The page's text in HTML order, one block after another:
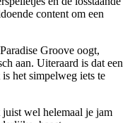
content om een
Groove oogt,
aan. Uiteraard is dat een
het simpelweg iets te
wel helemaal je jam